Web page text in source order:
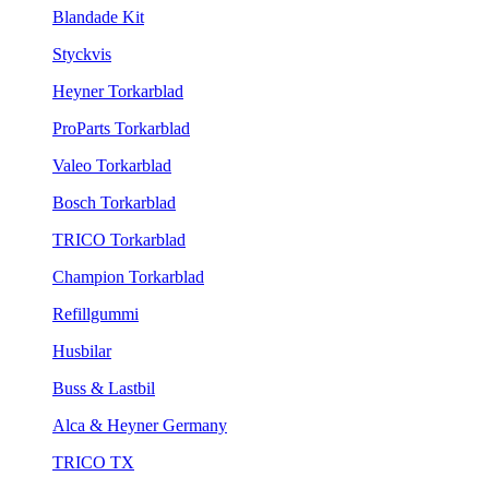
Blandade Kit
Styckvis
Heyner Torkarblad
ProParts Torkarblad
Valeo Torkarblad
Bosch Torkarblad
TRICO Torkarblad
Champion Torkarblad
Refillgummi
Husbilar
Buss & Lastbil
Alca & Heyner Germany
TRICO TX